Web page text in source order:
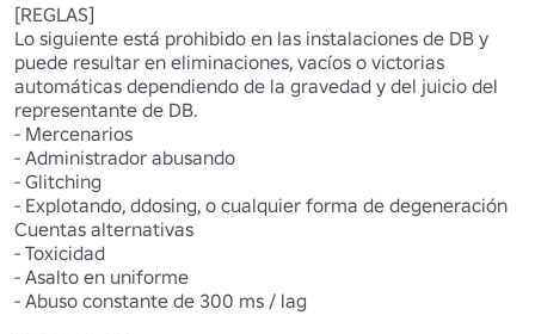
[REGLAS]
Lo siguiente está prohibido en las instalaciones de DB y
puede resultar en eliminaciones, vacíos o victorias
automáticas dependiendo de la gravedad y del juicio del
representante de DB.
- Mercenarios
- Administrador abusando
- Glitching
- Explotando, ddosing, o cualquier forma de degeneración
Cuentas alternativas
- Toxicidad
- Asalto en uniforme
- Abuso constante de 300 ms / lag